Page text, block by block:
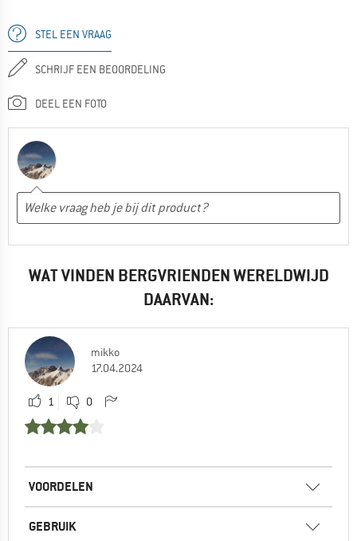
STEL EEN VRAAG
SCHRIJF EEN BEOORDELING
DEEL EEN FOTO
WAT VINDEN BERGVRIENDEN WERELDWIJD
DAARVAN:
mikko
17.04.2024
1 0
VOORDELEN
GEBRUIK